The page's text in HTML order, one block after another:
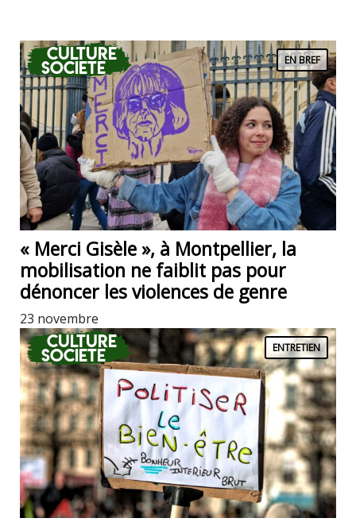
Culture
Societe EN BREF
« Merci Gisèle », à Montpellier, la
mobilisation ne faiblit pas pour
dénoncer les violences de genre
23 novembre
Culture
Societe ENTRETIEN